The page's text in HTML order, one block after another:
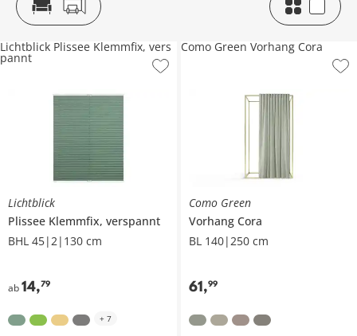
Lichtblick
Plissee Klemmfix, verspannt
BHL 45|2|130 cm
ab14,79
Lichtblick Plissee Klemmfix, vers
pannt
+ 7
Como Green
Vorhang Cora
BL 140|250 cm
61,99
Como Green Vorhang Cora